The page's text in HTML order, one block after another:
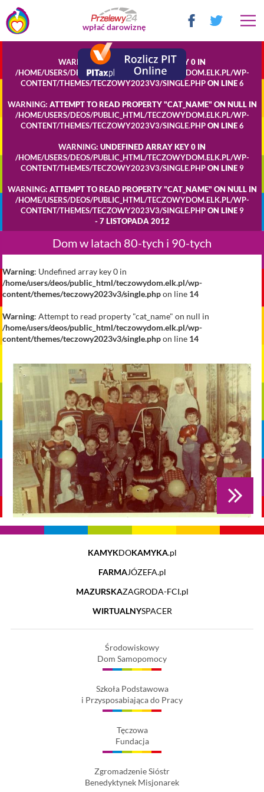
wpłać darowiznę
WARNING: UNDEFINED ARRAY KEY 0 IN
/HOME/USERS/DEOS/PUBLIC_HTML/TECZOWYDOM.ELK.PL/WP-
CONTENT/THEMES/TECZOWY2023V3/SINGLE.PHPON LINE6
WARNING: ATTEMPT TO READ PROPERTY "CAT_NAME" ON NULL IN
/HOME/USERS/DEOS/PUBLIC_HTML/TECZOWYDOM.ELK.PL/WP-
CONTENT/THEMES/TECZOWY2023V3/SINGLE.PHPON LINE6
WARNING: UNDEFINED ARRAY KEY 0 IN
/HOME/USERS/DEOS/PUBLIC_HTML/TECZOWYDOM.ELK.PL/WP-
CONTENT/THEMES/TECZOWY2023V3/SINGLE.PHPON LINE9
WARNING: ATTEMPT TO READ PROPERTY "CAT_NAME" ON NULL IN
/HOME/USERS/DEOS/PUBLIC_HTML/TECZOWYDOM.ELK.PL/WP-
CONTENT/THEMES/TECZOWY2023V3/SINGLE.PHPON LINE9
- 7 LISTOPADA 2012
Dom w latach 80-tych i 90-tych
Warning: Undefined array key 0 in
/home/users/deos/public_html/teczowydom.elk.pl/wp-
content/themes/teczowy2023v3/single.phpon line 14
Warning: Attempt to read property "cat_name" on null in
/home/users/deos/public_html/teczowydom.elk.pl/wp-
content/themes/teczowy2023v3/single.phpon line 14
KAMYKDOKAMYKA.pl
FARMAJÓZEFA.pl
MAZURSKAZAGRODA-FCI.pl
WIRTUALNYSPACER
Środowiskowy
Dom Samopomocy
Szkoła Podstawowa
i Przysposabiająca do Pracy
Tęczowa
Fundacja
Zgromadzenie Sióstr
Benedyktynek Misjonarek